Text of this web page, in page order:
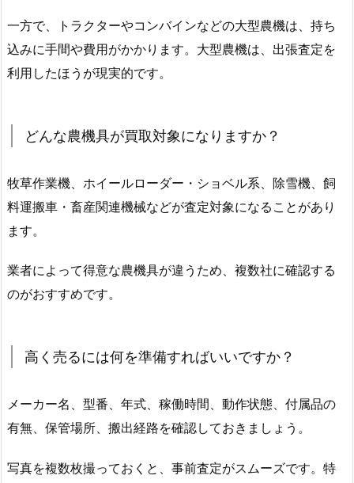
一方で、トラクターやコンバインなどの大型農機は、持ち
込みに手間や費用がかかります。大型農機は、出張査定を
利用したほうが現実的です。
どんな農機具が買取対象になりますか？
牧草作業機、ホイールローダー・ショベル系、除雪機、飼
料運搬車・畜産関連機械などが査定対象になることがあり
ます。
業者によって得意な農機具が違うため、複数社に確認する
のがおすすめです。
高く売るには何を準備すればいいですか？
メーカー名、型番、年式、稼働時間、動作状態、付属品の
有無、保管場所、搬出経路を確認しておきましょう。
写真を複数枚撮っておくと、事前査定がスムーズです。特